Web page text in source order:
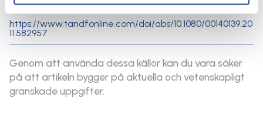
prolonged standing – published in Ergonomics Journal
https://www.tandfonline.com/doi/abs/10.1080/00140139.20
11.582957
Genom att använda dessa källor kan du vara säker
på att artikeln bygger på aktuella och vetenskapligt
granskade uppgifter.